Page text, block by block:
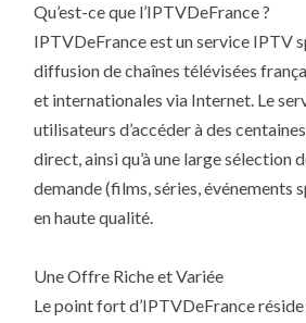
Qu’est-ce que l’IPTVDeFrance ?
IPTVDeFrance est un service IPTV
diffusion de chaînes télévisées
et internationales via Internet. Le
utilisateurs d’accéder à des
direct, ainsi qu’à une large sélection
demande (films, séries, événements
en haute qualité.
Une Offre Riche et Variée
Le point fort d’IPTVDeFrance